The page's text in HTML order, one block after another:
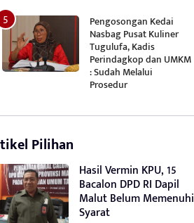
Pengosongan Kedai
Nasbag Pusat Kuliner
Tugulufa, Kadis
Perindagkop dan UMKM
: Sudah Melalui
Prosedur
Pilihan
Hasil Vermin KPU, 15
Bacalon DPD RI Dapil
Malut Belum Memenuhi
Syarat